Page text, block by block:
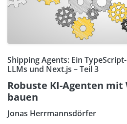
Shipping Agents: Ein
LLMs und Next.js – Teil 3
Robuste KI-Agenten mit
bauen
Jonas Herrmannsdörfer